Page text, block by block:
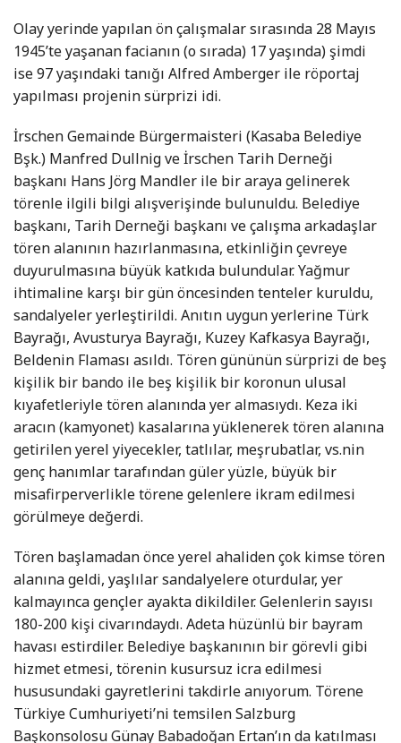
Olay yerinde yapılan ön çalışmalar sırasında 28 Mayıs
1945’te yaşanan facianın (o sırada) 17 yaşında) şimdi
ise 97 yaşındaki tanığı Alfred Amberger ile röportaj
yapılması projenin sürprizi idi.
İrschen Gemainde Bürgermaisteri (Kasaba Belediye
Bşk.) Manfred Dullnig ve İrschen Tarih Derneği
başkanı Hans Jörg Mandler ile bir araya gelinerek
törenle ilgili bilgi alışverişinde bulunuldu. Belediye
başkanı, Tarih Derneği başkanı ve çalışma arkadaşlar
tören alanının hazırlanmasına, etkinliğin çevreye
duyurulmasına büyük katkıda bulundular. Yağmur
ihtimaline karşı bir gün öncesinden tenteler kuruldu,
sandalyeler yerleştirildi. Anıtın uygun yerlerine Türk
Bayrağı, Avusturya Bayrağı, Kuzey Kafkasya Bayrağı,
Beldenin Flaması asıldı. Tören gününün sürprizi de beş
kişilik bir bando ile beş kişilik bir koronun ulusal
kıyafetleriyle tören alanında yer almasıydı. Keza iki
aracın (kamyonet) kasalarına yüklenerek tören alanına
getirilen yerel yiyecekler, tatlılar, meşrubatlar, vs.nin
genç hanımlar tarafından güler yüzle, büyük bir
misafirperverlikle törene gelenlere ikram edilmesi
görülmeye değerdi.
Tören başlamadan önce yerel ahaliden çok kimse tören
alanına geldi, yaşlılar sandalyelere oturdular, yer
kalmayınca gençler ayakta dikildiler. Gelenlerin sayısı
180-200 kişi civarındaydı. Adeta hüzünlü bir bayram
havası estirdiler. Belediye başkanının bir görevli gibi
hizmet etmesi, törenin kusursuz icra edilmesi
hususundaki gayretlerini takdirle anıyorum. Törene
Türkiye Cumhuriyeti’ni temsilen Salzburg
Başkonsolosu Günay Babadoğan Ertan’ın da katılması